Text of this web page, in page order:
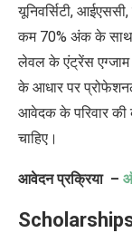
यूनिवर्सिटी,
कम 70% अंक के साथ
लेवल के एंट्रेंस
के आधार पर प्रोफेशनल
आवेदक के परिवार की
चाहिए।
आवेदन प्रक्रिया –
Scholarships